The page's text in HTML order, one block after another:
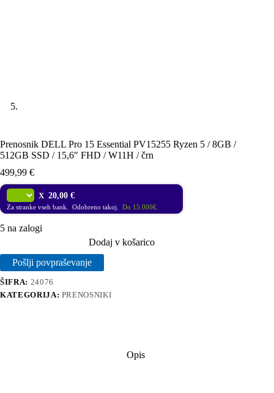
Prenosnik DELL Pro 15 Essential PV15255 Ryzen 5 / 8GB /
512GB SSD / 15,6″ FHD / W11H / črn
499,99 €
X 20,00 €
Za stranke vseh bank. Odobreno takoj. Do 15.000€.
5 na zalogi
Dodaj v košarico
Pošlji povpraševanje
ŠIFRA: 24076
KATEGORIJA: PRENOSNIKI
Opis